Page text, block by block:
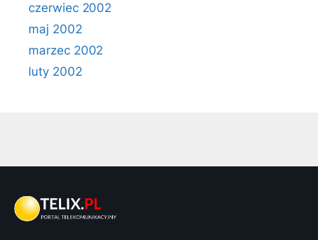
czerwiec 2002
maj 2002
marzec 2002
luty 2002